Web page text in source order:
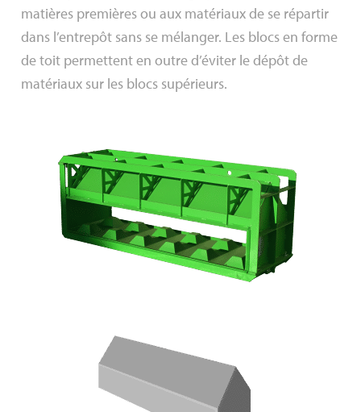
matières premières ou aux matériaux de se répartir
dans l’entrepôt sans se mélanger. Les blocs en forme
de toit permettent en outre d’éviter le dépôt de
matériaux sur les blocs supérieurs.